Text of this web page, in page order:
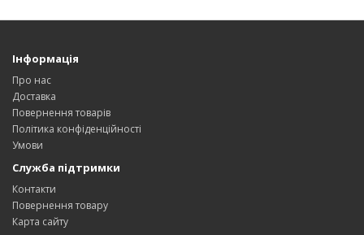
Інформація
Про нас
Доставка
Повернення товарів
Політика конфіденційності
Умови
Служба підтримки
Контакти
Повернення товару
Карта сайту